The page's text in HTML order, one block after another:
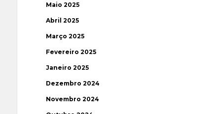
Maio 2025
Abril 2025
Março 2025
Fevereiro 2025
Janeiro 2025
Dezembro 2024
Novembro 2024